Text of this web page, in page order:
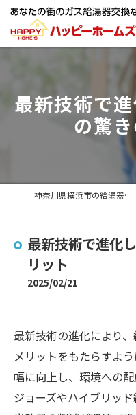
最新技術で
の驚
神奈川県横浜市の給湯器ならハッピーホームズ
最新技術で進化
リット
2025/02/21
最新技術の進化により
メリットをもたらすよ
幅に向上し、環境への
ジョーズやハイブリッ